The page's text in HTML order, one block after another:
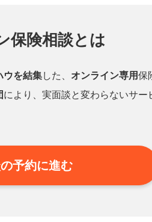
保険相談とは
ウを結集した、 オンライン専用保
により、実面談と変わらないサー
予約に進む